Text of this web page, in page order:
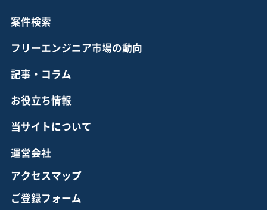
案件検索
フリーエンジニア市場の動向
記事・コラム
お役立ち情報
当サイトについて
運営会社
アクセスマップ
ご登録フォーム